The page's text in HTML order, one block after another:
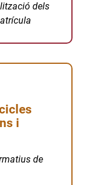
dels
i
de